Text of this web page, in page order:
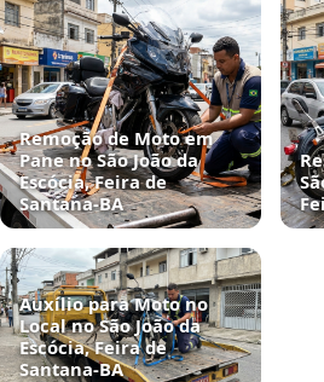
Remoção de Moto em
Pane no São João da
Escócia, Feira de
Santana‑BA
Auxílio para Moto no
Local no São João da
Escócia, Feira de
Santana‑BA